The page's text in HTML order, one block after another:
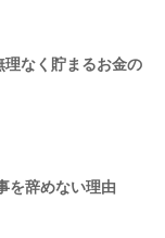
理なく貯まるお金の
を辞めない理由